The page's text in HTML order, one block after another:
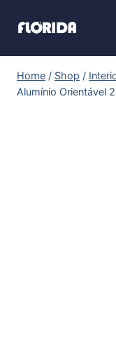
Home / Shop /
Alumínio Orientável